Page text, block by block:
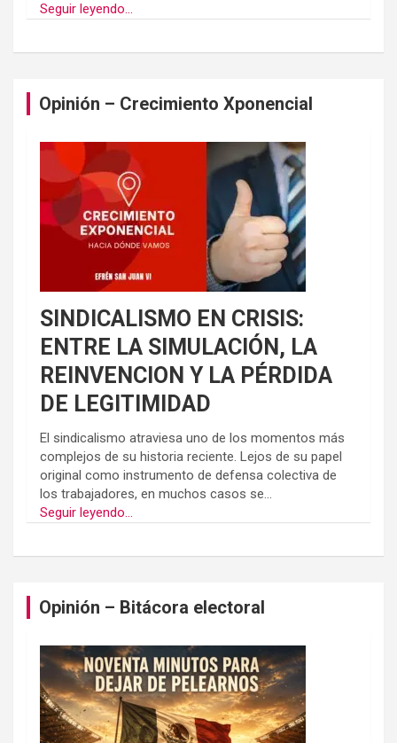
Seguir leyendo...
Opinión – Crecimiento Xponencial
SINDICALISMO EN CRISIS:
ENTRE LA SIMULACIÓN, LA
REINVENCION Y LA PÉRDIDA
DE LEGITIMIDAD
El sindicalismo atraviesa uno de los momentos más
complejos de su historia reciente. Lejos de su papel
original como instrumento de defensa colectiva de
los trabajadores, en muchos casos se...
Seguir leyendo...
Opinión – Bitácora electoral